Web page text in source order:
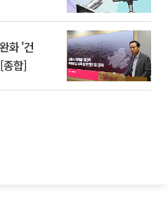
화 '건
합]